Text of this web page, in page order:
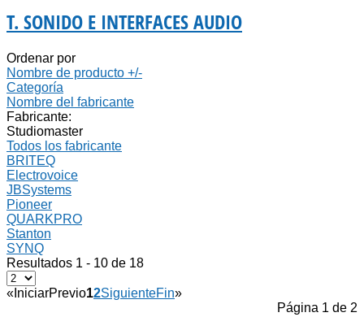
T. SONIDO E INTERFACES AUDIO
Ordenar por
Nombre de producto +/-
Categoría
Nombre del fabricante
Fabricante:
Studiomaster
Todos los fabricante
BRITEQ
Electrovoice
JBSystems
Pioneer
QUARKPRO
Stanton
SYNQ
Resultados 1 - 10 de 18
« IniciarPrevio12SiguienteFin»
Página 1 de 2